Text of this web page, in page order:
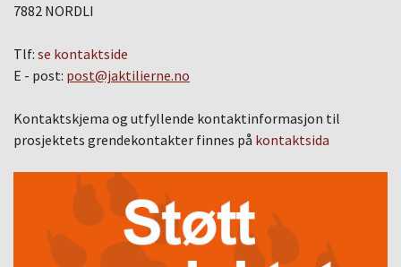
7882 NORDLI
Tlf: se kontaktside
E - post: post@jaktilierne.no
Kontaktskjema og utfyllende kontaktinformasjon til
prosjektets grendekontakter finnes på kontaktsida